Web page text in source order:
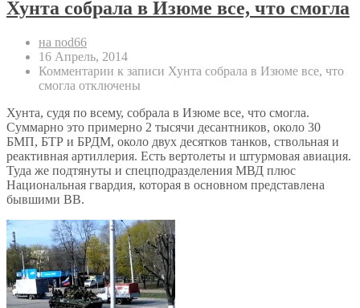
Хунта собрала в Изюме все, что смогла
на nod66
16 Апрель, 2014
Комментарии к записи Хунта собрала в Изюме все, что
смогла отключены
Хунта, судя по всему, собрала в Изюме все, что смогла.
Суммарно это примерно 2 тысячи десантников, около 30
БМП, БТР и БРДМ, около двух десятков танков, ствольная и
реактивная артиллерия. Есть вертолеты и штурмовая авиация.
Туда же подтянуты и спецподразделения МВД плюс
Национальная гвардия, которая в основном представлена
бывшими ВВ.